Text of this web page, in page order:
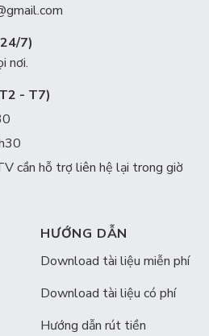
7)
nơi.
- T7)
cần hỗ trợ liên hệ lại trong giờ
HƯỚNG DẪN
Download tài liệu miễn phí
Download tài liệu có phí
Hướng dẫn rút tiền